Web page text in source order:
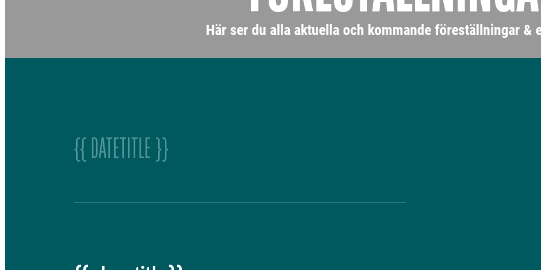
Här ser du alla aktuella och kommande föreställningar &
{{ DATETITLE }}